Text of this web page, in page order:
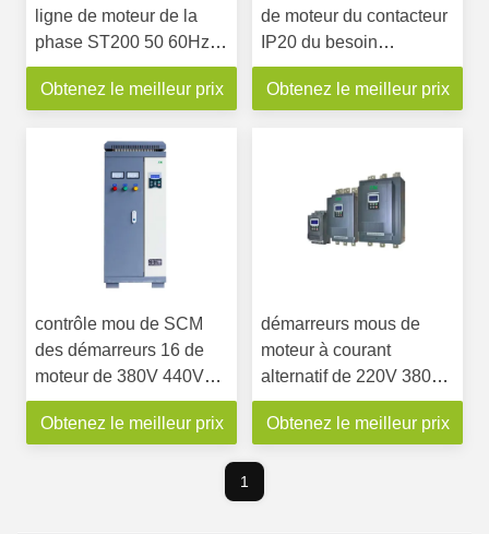
ligne de moteur de la
phase ST200 50 60Hz
pas par le contacteur de
passage
Obtenez le meilleur prix
de moteur du contacteur
IP20 du besoin
construits dans le
disjoncteur
Obtenez le meilleur prix
contrôle mou de SCM
des démarreurs 16 de
moteur de 380V 440V
55KW avec l'affichage
numérique
Obtenez le meilleur prix
démarreurs mous de
moteur à courant
alternatif de 220V 380V
11kw triphasés pour
l'inverseur de fréquence
Obtenez le meilleur prix
1